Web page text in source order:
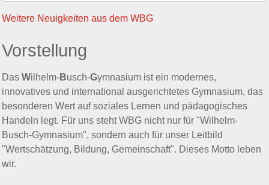
Weitere Neuigkeiten aus dem WBG
Vorstellung
DasWilhelm-Busch-Gymnasium ist ein modernes,
innovatives und international ausgerichtetes Gymnasium, das
besonderen Wert auf soziales Lernen und pädagogisches
Handeln legt. Für uns steht WBG nicht nur für "Wilhelm-
Busch-Gymnasium", sondern auch für unser Leitbild
"Wertschätzung, Bildung, Gemeinschaft". Dieses Motto leben
wir.